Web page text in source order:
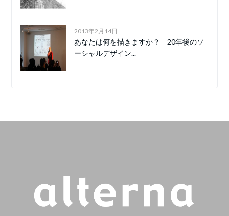
2013年2月14日
あなたは何を描きますか？ 20年後のソ
ーシャルデザイン...